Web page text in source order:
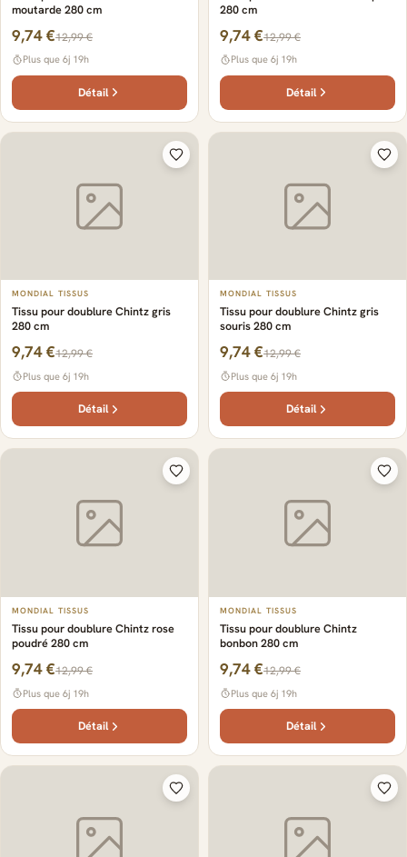
moutarde 280 cm
9,74 €12,99 €
Plus que 6j 19h
Détail
280 cm
9,74 €12,99 €
Plus que 6j 19h
Détail
MONDIAL TISSUS
Tissu pour doublure Chintz gris
280 cm
9,74 €12,99 €
Plus que 6j 19h
Détail
MONDIAL TISSUS
Tissu pour doublure Chintz gris
souris 280 cm
9,74 €12,99 €
Plus que 6j 19h
Détail
MONDIAL TISSUS
Tissu pour doublure Chintz rose
poudré 280 cm
9,74 €12,99 €
Plus que 6j 19h
Détail
MONDIAL TISSUS
Tissu pour doublure Chintz
bonbon 280 cm
9,74 €12,99 €
Plus que 6j 19h
Détail